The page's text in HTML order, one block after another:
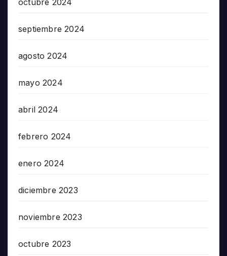
octubre 2024
septiembre 2024
agosto 2024
mayo 2024
abril 2024
febrero 2024
enero 2024
diciembre 2023
noviembre 2023
octubre 2023